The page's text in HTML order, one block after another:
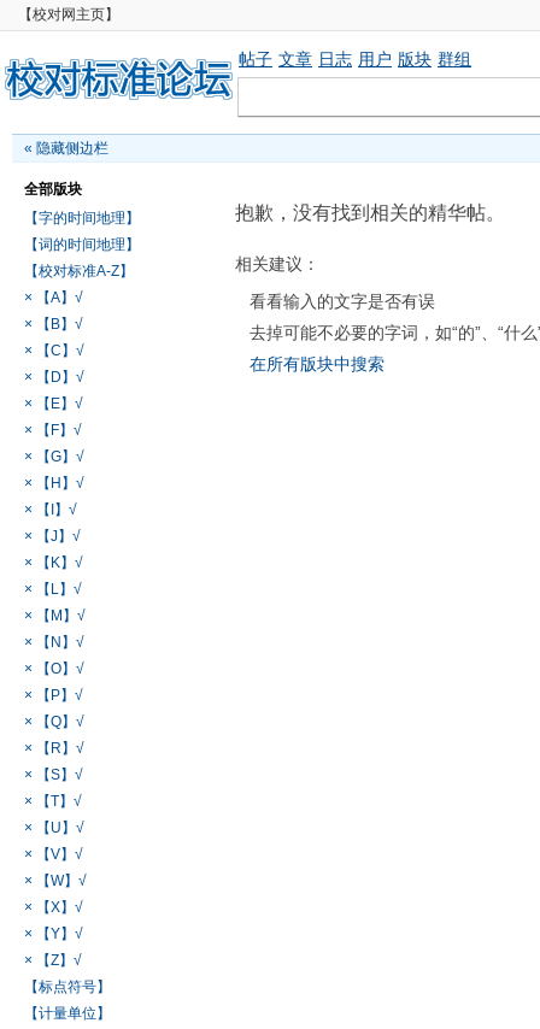
【校对网主页】
帖子 文章 日志 用户 版块 群组
« 隐藏侧边栏
全部版块
【字的时间地理】
【词的时间地理】
【校对标准A-Z】
× 【A】√
× 【B】√
× 【C】√
× 【D】√
× 【E】√
× 【F】√
× 【G】√
× 【H】√
× 【I】√
× 【J】√
× 【K】√
× 【L】√
× 【M】√
× 【N】√
× 【O】√
× 【P】√
× 【Q】√
× 【R】√
× 【S】√
× 【T】√
× 【U】√
× 【V】√
× 【W】√
× 【X】√
× 【Y】√
× 【Z】√
【标点符号】
【计量单位】
抱歉，没有找到相关的精华帖。
相关建议：
看看输入的文字是否有误
去掉可能不必要的字词，如“的”、“什么
在所有版块中搜索